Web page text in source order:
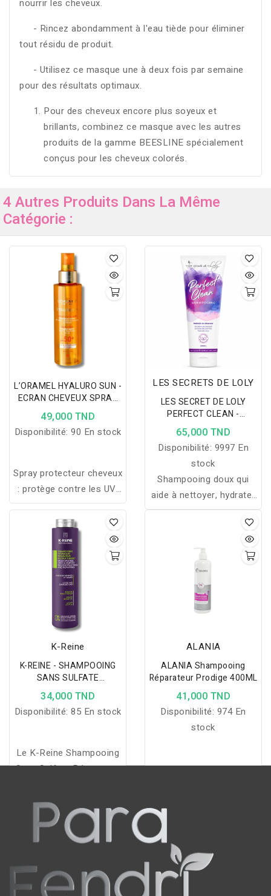
nourrir les cheveux.
- Rincez abondamment à l'eau tiède pour éliminer
tout résidu de produit.
- Utilisez ce masque une à deux fois par semaine
pour des résultats optimaux.
Pour des cheveux encore plus soyeux et
brillants, combinez ce masque avec les autres
produits de la gamme BEESLINE spécialement
conçus pour les cheveux colorés.
4 Autres Produits Dans La Même
Catégorie :
L’ORAMEL HYALURO SUN -
ECRAN CHEVEUX SPRAY
SPF50+ TOUS TYPES DE
CHEVEUX 150ML
49,000 TND
Disponibilité: 90 En stock
Spray protecteur cheveux
: protège contre les UV,
le chlore et le sel,
hydrate, adoucit et répare
les cheveux fragilisés
sans les alourdir.
LES SECRETS DE LOLY
LES SECRET DE LOLY
PERFECT CLEAN -
SHAMPOOING CHEVEUX
BOUCLES ONDULES 250ML
65,000 TND
Disponibilité: 9997 En
stock
Shampooing doux qui
aide à nettoyer, hydrater
et fortifier les cheveux
tout en préparant au
K-Reine
K-REINE - SHAMPOOING
SANS SULFATE
REPARATEUR
RESTRUCTURANT 500ML
34,000 TND
Disponibilité: 85 En stock
Le K-Reine Shampooing
Sans Sulfate Réparateur
douceur et répare les
cheveux abîmés tout en
préservant leur brillance.
ALANIA
ALANIA Shampooing
Réparateur Prodige 400ML
41,000 TND
Disponibilité: 974 En
stock